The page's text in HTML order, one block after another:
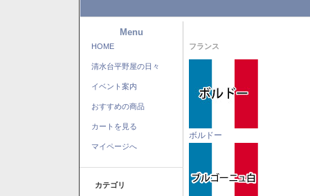
Menu
HOME
清水台平野屋の日々
イベント案内
おすすめの商品
カートを見る
マイページへ
カテゴリ
フランス
ボルドー